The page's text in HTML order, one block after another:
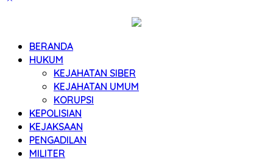
BERANDA
HUKUM
KEJAHATAN SIBER
KEJAHATAN UMUM
KORUPSI
KEPOLISIAN
KEJAKSAAN
PENGADILAN
MILITER